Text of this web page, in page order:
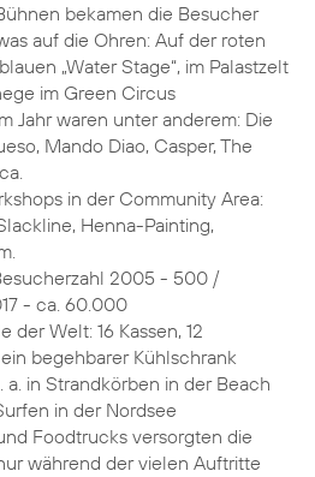
bekamen die Besucher
auf die Ohren: Auf der roten
„Water Stage“, im Palastzelt
im Green Circus
Jahr waren unter anderem: Die
Mando Diao, Casper, The
in der Community Area:
Henna-Painting,
2005 - 500 /
- ca. 60.000
der Welt: 16 Kassen, 12
begehbarer Kühlschrank
in Strandkörben in der Beach
in der Nordsee
Foodtrucks versorgten die
während der vielen Auftritte